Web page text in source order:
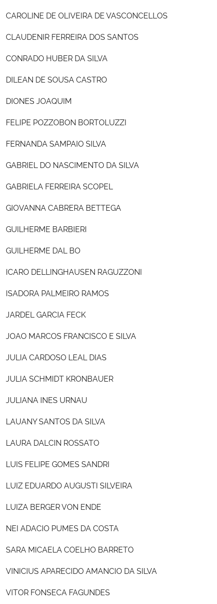
CAROLINE DE OLIVEIRA DE VASCONCELLOS
CLAUDENIR FERREIRA DOS SANTOS
CONRADO HUBER DA SILVA
DILEAN DE SOUSA CASTRO
DIONES JOAQUIM
FELIPE POZZOBON BORTOLUZZI
FERNANDA SAMPAIO SILVA
GABRIEL DO NASCIMENTO DA SILVA
GABRIELA FERREIRA SCOPEL
GIOVANNA CABRERA BETTEGA
GUILHERME BARBIERI
GUILHERME DAL BO
ICARO DELLINGHAUSEN RAGUZZONI
ISADORA PALMEIRO RAMOS
JARDEL GARCIA FECK
JOAO MARCOS FRANCISCO E SILVA
JULIA CARDOSO LEAL DIAS
JULIA SCHMIDT KRONBAUER
JULIANA INES URNAU
LAUANY SANTOS DA SILVA
LAURA DALCIN ROSSATO
LUIS FELIPE GOMES SANDRI
LUIZ EDUARDO AUGUSTI SILVEIRA
LUIZA BERGER VON ENDE
NEI ADACIO PUMES DA COSTA
SARA MICAELA COELHO BARRETO
VINICIUS APARECIDO AMANCIO DA SILVA
VITOR FONSECA FAGUNDES